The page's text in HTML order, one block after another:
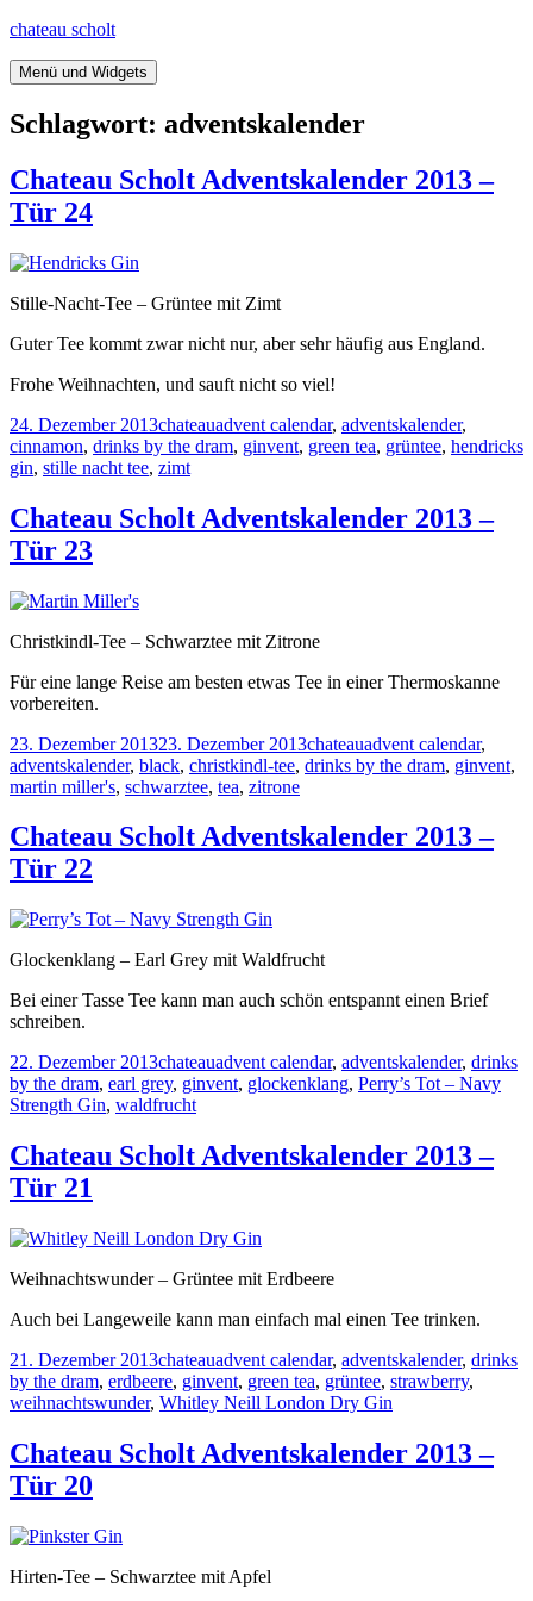
Springe
Inhalt
chateau scholt
Menü und Widgets
Schlagwort: adventskalender
Chateau Scholt Adventskalender 2013 –
Tür 24
Stille-Nacht-Tee – Grüntee mit Zimt
Guter Tee kommt zwar nicht nur, aber sehr häufig aus England.
Frohe Weihnachten, und sauft nicht so viel!
Veröffentlicht
am
24. Dezember 2013Kategorien
chateauTags
advent calendar, adventskalender,
cinnamon, drinks by the dram, ginvent, green tea, grüntee, hendricks
gin, stille nacht tee, zimt
Chateau Scholt Adventskalender 2013 –
Tür 23
Christkindl-Tee – Schwarztee mit Zitrone
Für eine lange Reise am besten etwas Tee in einer Thermoskanne
vorbereiten.
Veröffentlicht
am
23. Dezember 201323. Dezember 2013Kategorien
chateauTags
advent calendar,
adventskalender, black, christkindl-tee, drinks by the dram, ginvent,
martin miller's, schwarztee, tea, zitrone
Chateau Scholt Adventskalender 2013 –
Tür 22
Glockenklang – Earl Grey mit Waldfrucht
Bei einer Tasse Tee kann man auch schön entspannt einen Brief
schreiben.
Veröffentlicht
am
22. Dezember 2013Kategorien
chateauTags
advent calendar, adventskalender, drinks
by the dram, earl grey, ginvent, glockenklang, Perry’s Tot – Navy
Strength Gin, waldfrucht
Chateau Scholt Adventskalender 2013 –
Tür 21
Weihnachtswunder – Grüntee mit Erdbeere
Auch bei Langeweile kann man einfach mal einen Tee trinken.
Veröffentlicht
am
21. Dezember 2013Kategorien
chateauTags
advent calendar, adventskalender, drinks
by the dram, erdbeere, ginvent, green tea, grüntee, strawberry,
weihnachtswunder, Whitley Neill London Dry Gin
Chateau Scholt Adventskalender 2013 –
Tür 20
Hirten-Tee – Schwarztee mit Apfel